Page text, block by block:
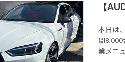
【
本日は
間
業メニ